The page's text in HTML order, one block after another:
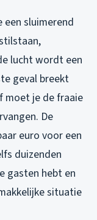
sluimerend
lucht wordt een
geval breekt
moet je de fraaie
De
euro voor een
duizenden
gasten hebt en
situatie